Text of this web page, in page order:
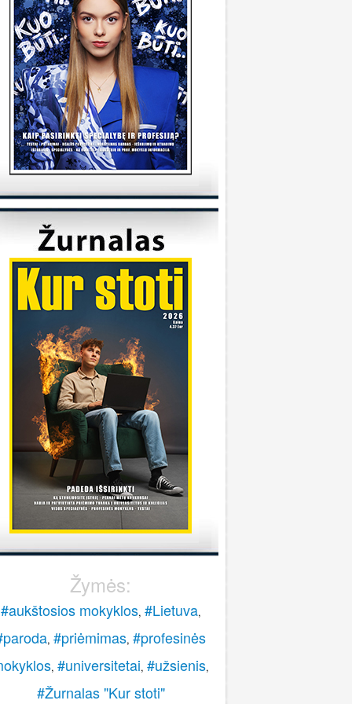
KVK
Utenos kolegija
kada reikėtu kreiptis del užskaitymu
iš pabaigtos kolegijos/profesines
? Ir kur reikia kreiptis? Ačiū
kreiptis reikia prasidėjus studijų metams
katedrą, kuriai priklauso Jūsų studijų programa.
Sandra
Klaipėdos universitetas
metu į Geografijos studijų programą priimti
studentai.
Vilniaus universitetas
diena, dėkojame už laišką. Dėl
studijų plano kreipkitės į
kuriame studijuojate, studijų skyrių.
galite rasti čia:
www.vu.lt/studentams/paslaugos-
akademinis-konsultavimas.
Pasieniečių mokykla
norėjau pasiklaust jeigu turi anglų ir
valstybinį, turi B kategorija, bet gal šiek
fiziškai silpnesnis esi tinkamas tarnybai? Ar
prasme fizo įskaita yra pagrindinis dalykas
į pasieniečių mokyklą?
Lietuvos policijos mokykla
paskambinkite 070060076.
Žymės:
#aukštosios mokyklos, #Lietuva,
, #priėmimas, #profesinės
, #universitetai, #užsienis,
#Žurnalas "Kur stoti"